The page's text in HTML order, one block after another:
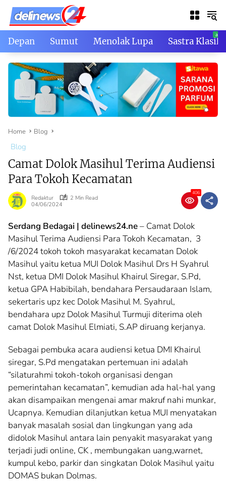
Skip
content
Depan Sumut Menolak Lupa Sastra Klasik
Home Blog
Blog
Camat Dolok Masihul Terima Audiensi
Para Tokoh Kecamatan
Redaktur
2 Min Read
04/06/2024
406
Serdang Bedagai | delinews24.ne– Camat Dolok
Masihul Terima Audiensi Para Tokoh Kecamatan, 3
/6/2024 tokoh tokoh masyarakat kecamatan Dolok
Masihul yaitu ketua MUI Dolok Masihul Drs H Syahrul
Nst, ketua DMI Dolok Masihul Khairul Siregar, S.Pd,
ketua GPA Habibilah, bendahara Persaudaraan Islam,
sekertaris upz kec Dolok Masihul M. Syahrul,
bendahara upz Dolok Masihul Turmuji diterima oleh
camat Dolok Masihul Elmiati, S.AP diruang kerjanya.
Sebagai pembuka acara audiensi ketua DMI Khairul
siregar, S.Pd mengatakan pertemuan ini adalah
“silaturahmi tokoh-tokoh organisasi dengan
pemerintahan kecamatan”, kemudian ada hal-hal yang
akan disampaikan mengenai amar makruf nahi munkar,
Ucapnya. Kemudian dilanjutkan ketua MUI menyatakan
banyak masalah sosial dan lingkungan yang ada
didolok Masihul antara lain penyakit masyarakat yang
terjadi judi online, CK , membungakan uang,warnet,
kumpul kebo, parkir dan singkatan Dolok Masihul yaitu
DOMAS bukan Dolmas.